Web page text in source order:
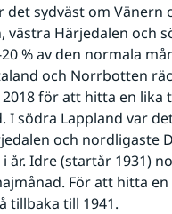
det sydväst om Vänern
västra Härjedalen och
% av den normala
och Norrbotten
för att hitta en
I södra Lappland var
och nordligaste
år. Idre (startår 1931)
För att hitta
tillbaka till 1941.